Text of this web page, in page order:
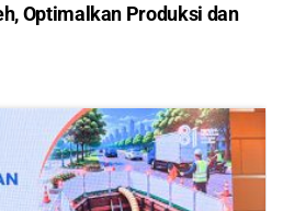
Optimalkan Produksi dan